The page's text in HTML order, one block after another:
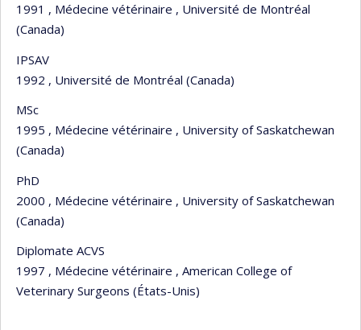
1991 , Médecine vétérinaire , Université de Montréal
(Canada)
IPSAV
1992 , Université de Montréal (Canada)
MSc
1995 , Médecine vétérinaire , University of Saskatchewan
(Canada)
PhD
2000 , Médecine vétérinaire , University of Saskatchewan
(Canada)
Diplomate ACVS
1997 , Médecine vétérinaire , American College of
Veterinary Surgeons (États-Unis)